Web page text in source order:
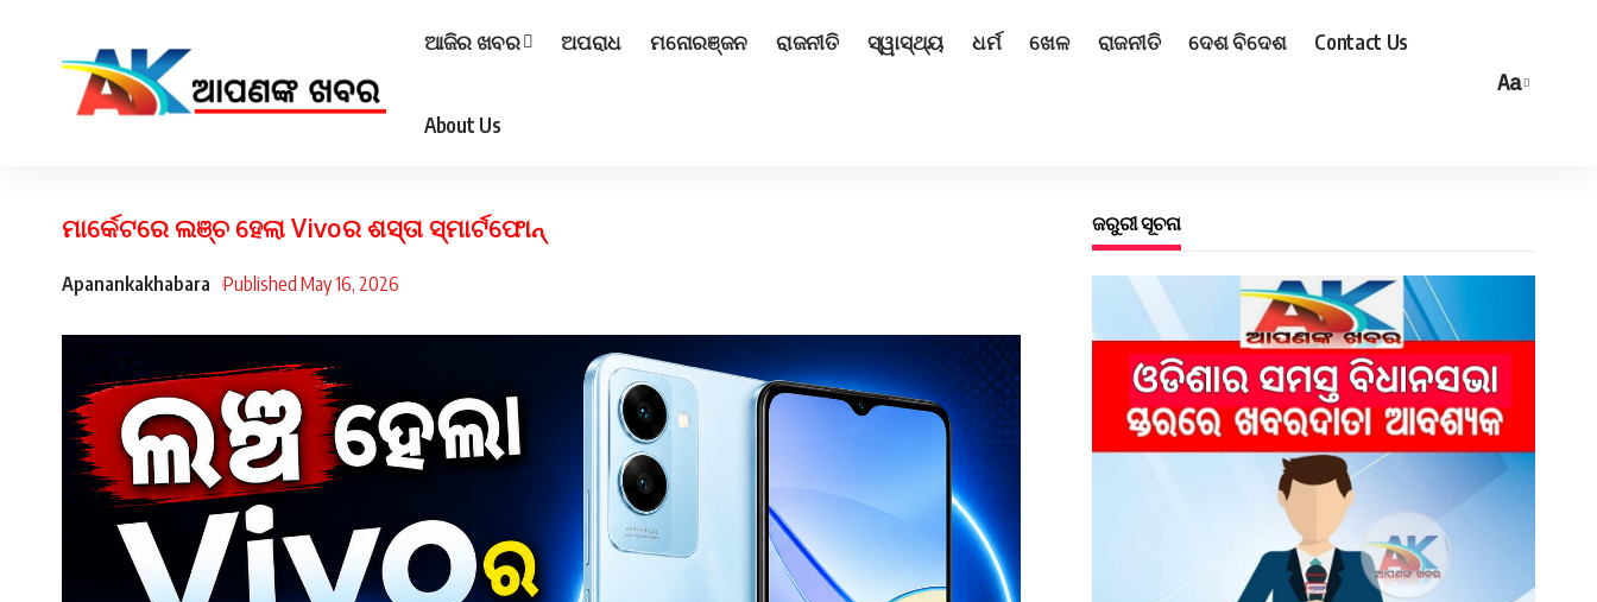
ଆଜିର ଖବର ଅପରାଧ ମନୋରଞ୍ଜନ ରାଜନୀତି ସ୍ୱାସ୍ଥ୍ୟ ଧର୍ମ ଖେଳ ରାଜନୀତି ଦେଶ ବିଦେଶ Contact Us
About Us
Aa
ମାର୍କେଟରେ ଲଞ୍ଚ ହେଲା Vivoର ଶସ୍ତା ସ୍ମାର୍ଟଫୋନ୍
Apanankakhabara Published May 16, 2026
ଜରୁରୀ ସୂଚନା